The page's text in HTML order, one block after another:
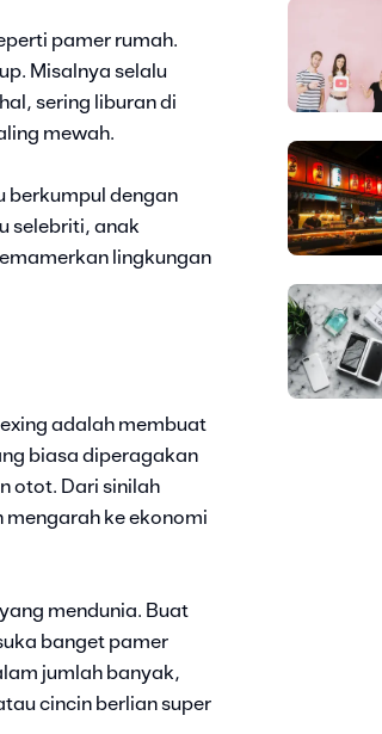
pamer rumah.
Misalnya selalu
sering liburan di
mewah.
berkumpul dengan
selebriti, anak
lingkungan
adalah membuat
biasa diperagakan
otot. Dari sinilah
mengarah ke ekonomi
mendunia. Buat
banget pamer
jumlah banyak,
cincin berlian super